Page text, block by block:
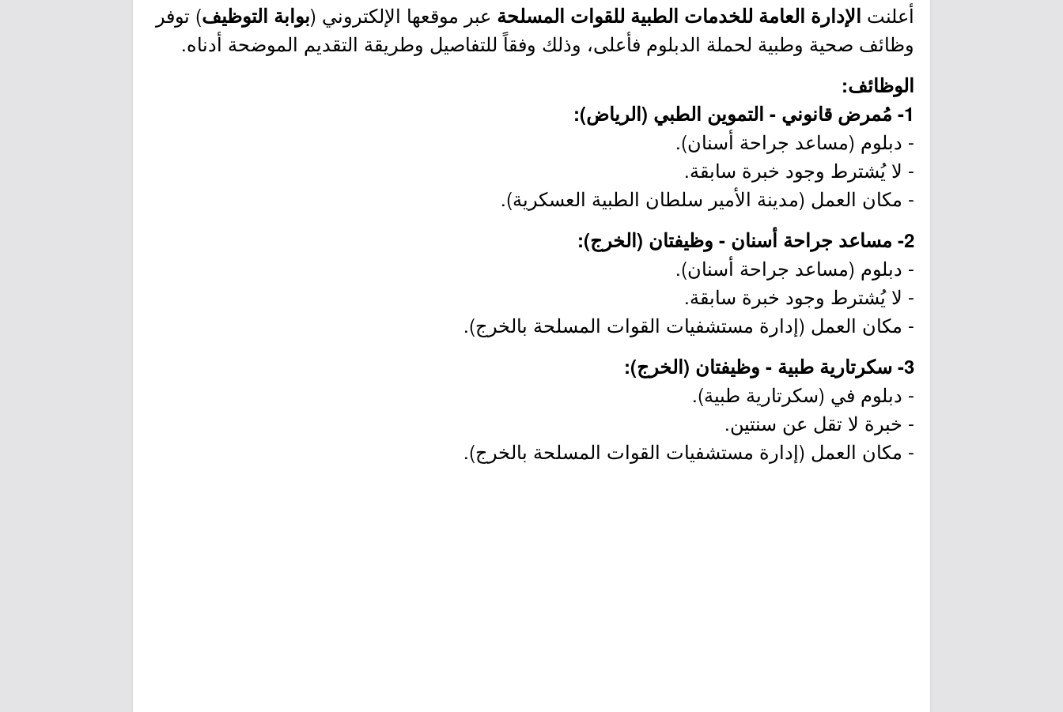
أعلنت الإدارة العامة للخدمات الطبية للقوات المسلحة عبر موقعها الإلكتروني (بوابة التوظيف) توفر
وظائف صحية وطبية لحملة الدبلوم فأعلى، وذلك وفقاً للتفاصيل وطريقة التقديم الموضحة أدناه.
الوظائف:
1- مُمرض قانوني - التموين الطبي (الرياض):
- دبلوم (مساعد جراحة أسنان).
- لا يُشترط وجود خبرة سابقة.
- مكان العمل (مدينة الأمير سلطان الطبية العسكرية).
2- مساعد جراحة أسنان - وظيفتان (الخرج):
- دبلوم (مساعد جراحة أسنان).
- لا يُشترط وجود خبرة سابقة.
- مكان العمل (إدارة مستشفيات القوات المسلحة بالخرج).
3- سكرتارية طبية - وظيفتان (الخرج):
- دبلوم في (سكرتارية طبية).
- خبرة لا تقل عن سنتين.
- مكان العمل (إدارة مستشفيات القوات المسلحة بالخرج).